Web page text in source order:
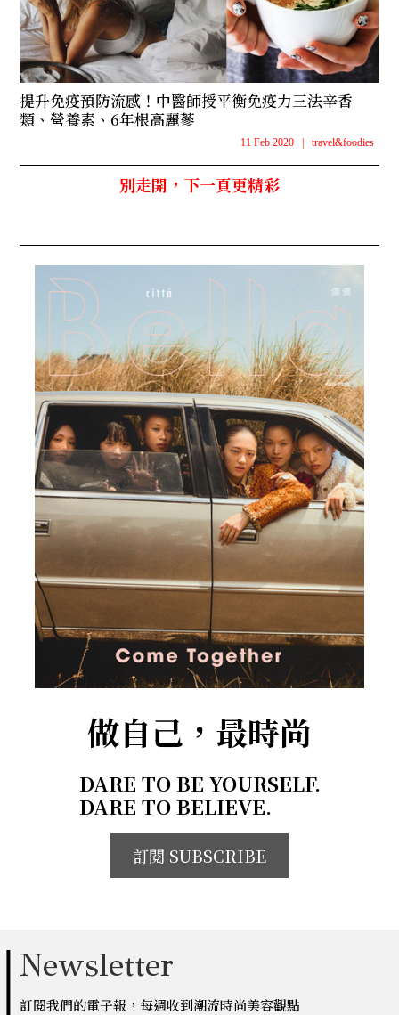
提升免疫預防流感！中醫師授平衡免疫力三法辛香
類、營養素、6年根高麗蔘
11 Feb 2020 travel&foodies
別走開，下一頁更精彩
做自己，最時尚
DARE TO BE YOURSELF.
DARE TO BELIEVE.
訂閱 SUBSCRIBE
Newsletter
訂閱我們的電子報，每週收到潮流時尚美容觀點